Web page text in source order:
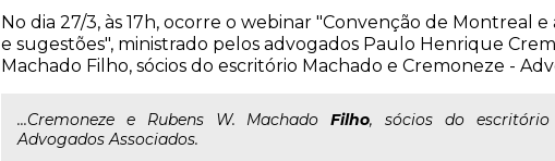
No dia 27/3, às 17h, ocorre o webinar "Convenção de Montreal e
e sugestões", ministrado pelos advogados Paulo Henrique
Machado Filho, sócios do escritório Machado e Cremoneze -
...Cremoneze e Rubens W. MachadoFilho, sócios do
Advogados Associados.